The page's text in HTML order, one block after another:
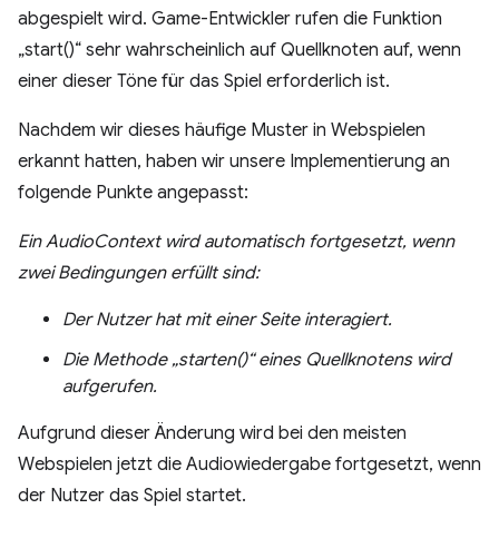
abgespielt wird. Game-Entwickler rufen die Funktion
„start()“ sehr wahrscheinlich auf Quellknoten auf, wenn
einer dieser Töne für das Spiel erforderlich ist.
Nachdem wir dieses häufige Muster in Webspielen
erkannt hatten, haben wir unsere Implementierung an
folgende Punkte angepasst:
Ein AudioContext wird automatisch fortgesetzt, wenn
zwei Bedingungen erfüllt sind:
Der Nutzer hat mit einer Seite interagiert.
Die Methode „starten()“ eines Quellknotens wird
aufgerufen.
Aufgrund dieser Änderung wird bei den meisten
Webspielen jetzt die Audiowiedergabe fortgesetzt, wenn
der Nutzer das Spiel startet.